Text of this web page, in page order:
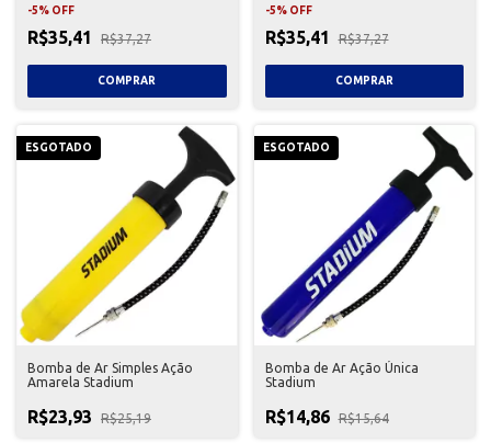
-5% OFF
R$35,41 R$37,27
-5% OFF
R$35,41 R$37,27
ESGOTADO
Bomba de Ar Simples Ação
Amarela Stadium
R$23,93 R$25,19
ESGOTADO
Bomba de Ar Ação Única
Stadium
R$14,86 R$15,64